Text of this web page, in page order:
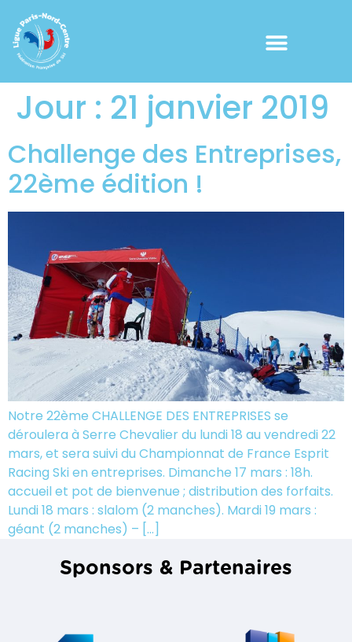
Jour : 21 janvier 2019
Challenge des Entreprises,
22ème édition !
Notre 22ème CHALLENGE DES ENTREPRISES se
déroulera à Serre Chevalier du lundi 18 au vendredi 22
mars, et sera suivi du Championnat de France Esprit
Racing Ski en entreprises. Dimanche 17 mars : 18h.
accueil et pot de bienvenue ; distribution des forfaits.
Lundi 18 mars : slalom (2 manches). Mardi 19 mars :
géant (2 manches) – […]
Sponsors & Partenaires